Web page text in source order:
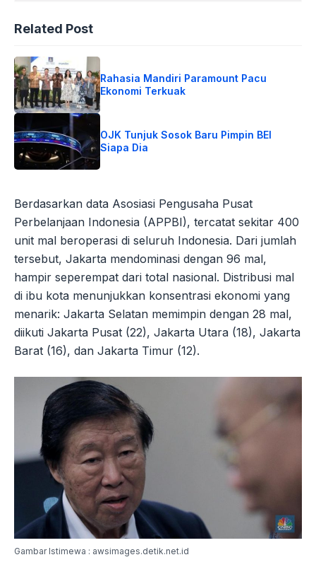
Related Post
Rahasia Mandiri Paramount Pacu
Ekonomi Terkuak
OJK Tunjuk Sosok Baru Pimpin BEI
Siapa Dia
Berdasarkan data Asosiasi Pengusaha Pusat
Perbelanjaan Indonesia (APPBI), tercatat sekitar 400
unit mal beroperasi di seluruh Indonesia. Dari jumlah
tersebut, Jakarta mendominasi dengan 96 mal,
hampir seperempat dari total nasional. Distribusi mal
di ibu kota menunjukkan konsentrasi ekonomi yang
menarik: Jakarta Selatan memimpin dengan 28 mal,
diikuti Jakarta Pusat (22), Jakarta Utara (18), Jakarta
Barat (16), dan Jakarta Timur (12).
Gambar Istimewa : awsimages.detik.net.id